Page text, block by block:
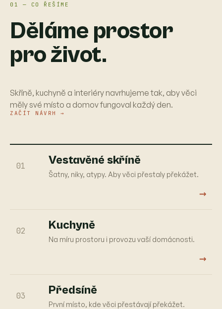
01 — CO ŘEŠÍME
Děláme prostor
pro život.
Skříně, kuchyně a interiéry navrhujeme tak, aby věci
měly své místo a domov fungoval každý den.
ZAČÍT NÁVRH →
01 Vestavěné skříně
Šatny, niky, atypy. Aby věci přestaly překážet.
→
02 Kuchyně
Na míru prostoru i provozu vaší domácnosti.
→
03 Předsíně
První místo, kde věci přestávají překážet.